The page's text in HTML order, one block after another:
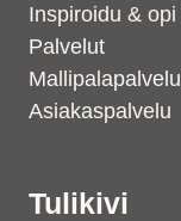
Inspiroidu & opi
Palvelut
Mallipalapalvelu
Asiakaspalvelu
Tulikivi